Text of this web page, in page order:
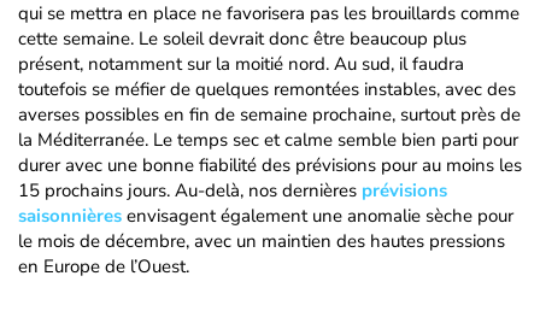
qui se mettra en place ne favorisera pas les brouillards comme
cette semaine. Le soleil devrait donc être beaucoup plus
présent, notamment sur la moitié nord. Au sud, il faudra
toutefois se méfier de quelques remontées instables, avec des
averses possibles en fin de semaine prochaine, surtout près de
la Méditerranée. Le temps sec et calme semble bien parti pour
durer avec une bonne fiabilité des prévisions pour au moins les
15 prochains jours. Au-delà, nos dernières prévisions
saisonnières envisagent également une anomalie sèche pour
le mois de décembre, avec un maintien des hautes pressions
en Europe de l’Ouest.